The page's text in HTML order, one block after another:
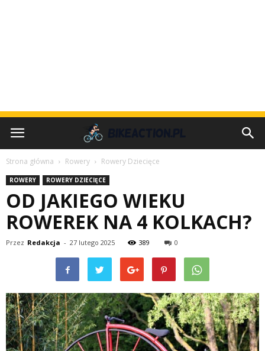
Strona główna Rowery Rowery Dziecięce
ROWERY ROWERY DZIECIĘCE
OD JAKIEGO WIEKU
ROWEREK NA 4 KOLKACH?
Przez Redakcja - 27 lutego 2025 389 0